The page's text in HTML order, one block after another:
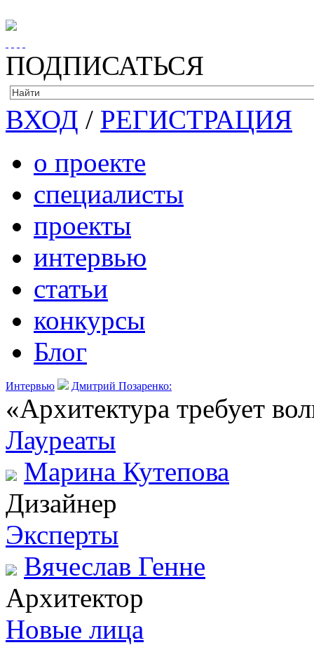
ПОДПИСАТЬСЯ
ВХОД / РЕГИСТРАЦИЯ
о проекте
специалисты
проекты
интервью
статьи
конкурсы
Блог
Интервью Дмитрий Позаренко:
«Архитектура требует
Лауреаты
Марина Кутепова
Дизайнер
Эксперты
Вячеслав Генне
Архитектор
Новые лица